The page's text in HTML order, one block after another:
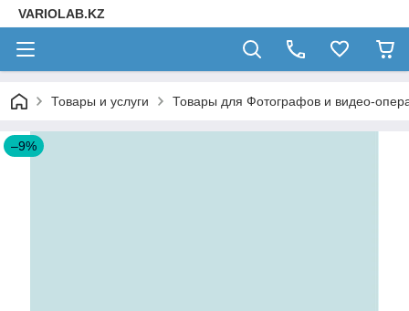
VARIOLAB.KZ
Товары и услуги Товары для Фотографов и видео-
–9%